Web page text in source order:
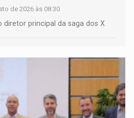
de 2026 às 08:30
principal da saga dos X